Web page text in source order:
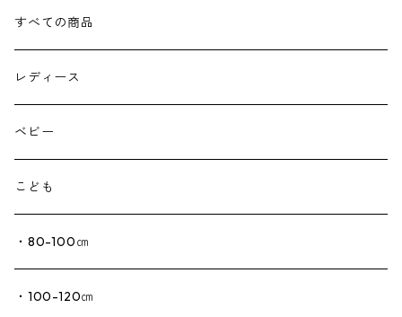
すべての商品
レディース
ベビー
こども
・80-100㎝
・100-120㎝